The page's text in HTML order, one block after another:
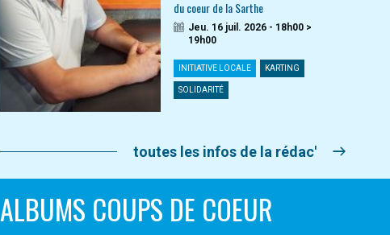
du coeur de la Sarthe
Jeu. 16 juil. 2026 - 18h00 >
19h00
INITIATIVE LOCALE KARTING
SOLIDARITÉ
toutes les infos de la rédac'
ALBUMS COUPS DE COEUR